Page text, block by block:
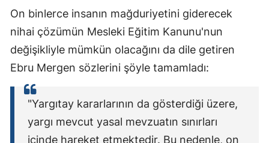
On binlerce insanın mağduriyetini giderecek
nihai çözümün Mesleki Eğitim Kanunu'nun
değişikliyle mümkün olacağını da dile getiren
Ebru Mergen sözlerini şöyle tamamladı:
"Yargıtay kararlarının da gösterdiği üzere,
yargı mevcut yasal mevzuatın sınırları
içinde hareket etmektedir. Bu nedenle, on